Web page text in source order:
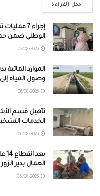
أكمل القراءة
إجراء 7
الوطني ضمن
الموارد المائية
وصول المياه إلى
تأهيل قسم
الخدمات
العمال بدير الزور